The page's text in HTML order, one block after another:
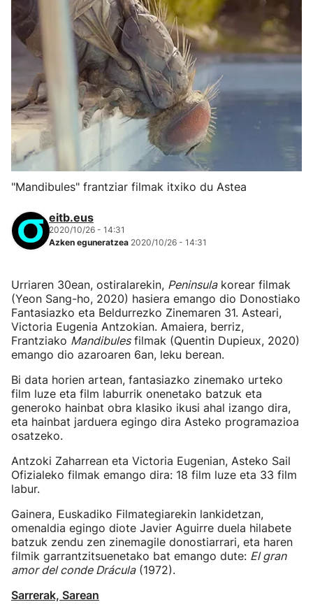
"Mandibules" frantziar filmak itxiko du Astea
eitb.eus
2020/10/26 - 14:31
Azken eguneratzea 2020/10/26 - 14:31
Urriaren 30ean, ostiralarekin, Peninsulakorear filmak
(Yeon Sang-ho, 2020) hasiera emango dio Donostiako
Fantasiazko eta Beldurrezko Zinemaren 31. Asteari,
Victoria Eugenia Antzokian. Amaiera, berriz,
Frantziako Mandibulesfilmak (Quentin Dupieux, 2020)
emango dio azaroaren 6an, leku berean.
Bi data horien artean, fantasiazko zinemako urteko
film luze eta film laburrik onenetako batzuk eta
generoko hainbat obra klasiko ikusi ahal izango dira,
eta hainbat jarduera egingo dira Asteko programazioa
osatzeko.
Antzoki Zaharrean eta Victoria Eugenian, Asteko Sail
Ofizialeko filmak emango dira: 18 film luze eta 33 film
labur.
Gainera, Euskadiko Filmategiarekin lankidetzan,
omenaldia egingo diote Javier Aguirre duela hilabete
batzuk zendu zen zinemagile donostiarrari, eta haren
filmik garrantzitsuenetako bat emango dute: El gran
amor del conde Drácula(1972).
Sarrerak, Sarean